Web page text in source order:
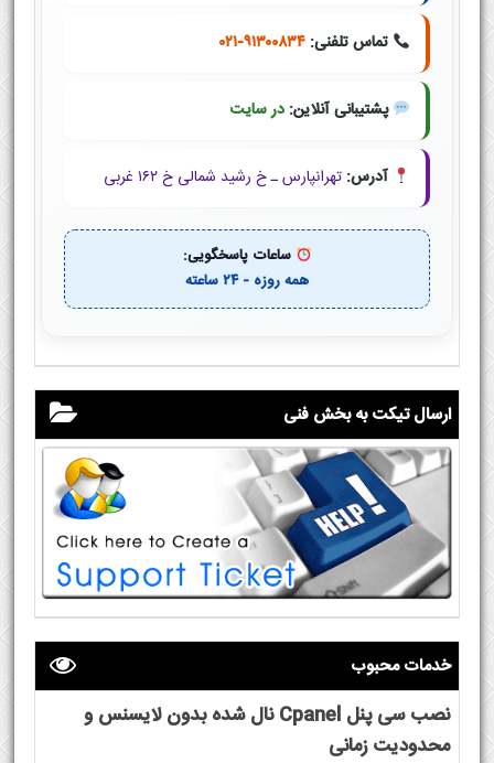
تماس تلفنی: ۰۲۱-۹۱۳۰۰۸۳۴
پشتیبانی آنلاین: در سایت
آدرس: تهرانپارس ـ خ رشید شمالی خ ۱۶۲ غربی
ساعات پاسخگویی:
همه روزه - ۲۴ ساعته
ارسال تیکت به بخش فنی
خدمات محبوب
نصب سی پنل Cpanel نال شده بدون لایسنس و
محدودیت زمانی